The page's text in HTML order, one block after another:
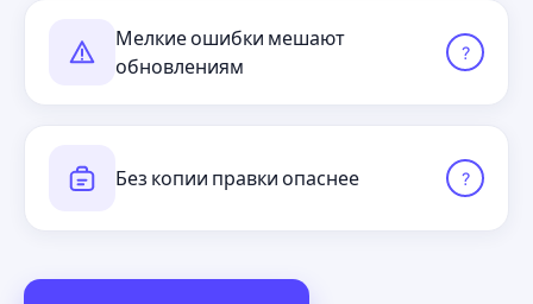
Мелкие ошибки мешают
обновлениям
?
Без копии правки опаснее ?